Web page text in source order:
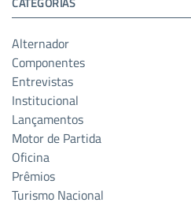
Alternador
Componentes
Entrevistas
Institucional
Lançamentos
Motor de Partida
Oficina
Prêmios
Turismo Nacional